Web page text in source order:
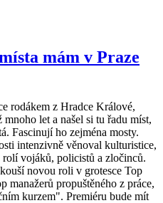
mám v Praze
rodákem z Hradce Králové,
let a našel si tu řadu míst,
Fascinují ho zejména mosty.
intenzivně věnoval kulturistice,
rolí vojáků, policistů a zločinců.
novou roli v grotesce Top
manažerů propuštěného z práce,
kurzem". Premiéru bude mít